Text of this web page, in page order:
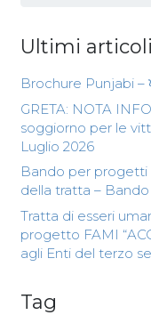
Ultimi articoli
Brochure Punjabi –
GRETA: NOTA
soggiorno per le
Luglio 2026
Bando per progetti
della tratta –
Tratta di esseri
progetto FAMI
agli Enti del terzo
Tag